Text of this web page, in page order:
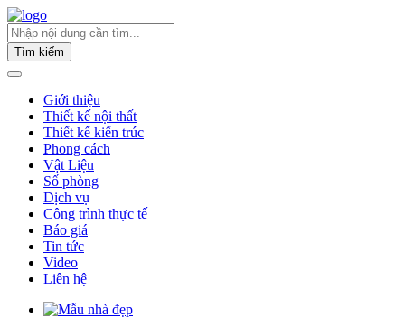
Tìm kiếm
Giới thiệu
Thiết kế nội thất
Thiết kế kiến trúc
Phong cách
Vật Liệu
Số phòng
Dịch vụ
Công trình thực tế
Báo giá
Tin tức
Video
Liên hệ